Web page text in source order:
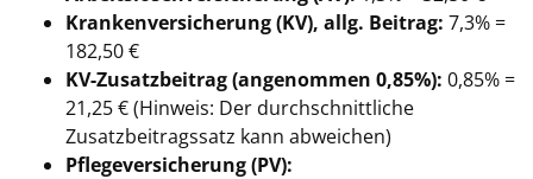
Krankenversicherung (KV), allg. Beitrag: 7,3% =
182,50 €
KV-Zusatzbeitrag (angenommen 0,85%): 0,85% =
21,25 €(Hinweis: Der durchschnittliche
Zusatzbeitragssatz kann abweichen)
Pflegeversicherung (PV):